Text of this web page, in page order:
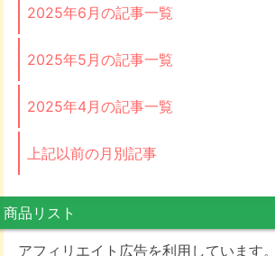
2025年6月の記事一覧
2025年5月の記事一覧
2025年4月の記事一覧
上記以前の月別記事
商品リスト
アフィリエイト広告を利用しています。